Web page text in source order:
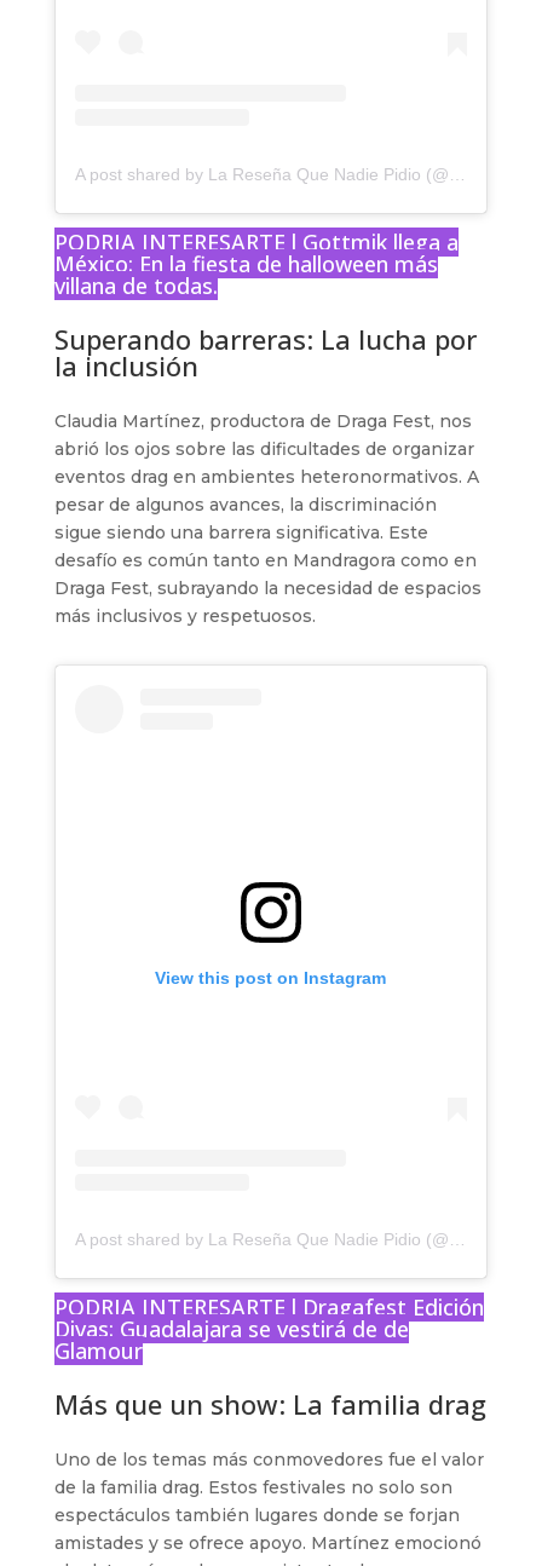
PODRIA INTERESARTE l Gottmik llega a
México: En la fiesta de halloween más
villana de todas.
Superando barreras: La lucha por
la inclusión
Claudia Martínez, productora de Draga Fest, nos
abrió los ojos sobre las dificultades de organizar
eventos drag en ambientes heteronormativos. A
pesar de algunos avances, la discriminación
sigue siendo una barrera significativa. Este
desafío es común tanto en Mandragora como en
Draga Fest, subrayando la necesidad de espacios
más inclusivos y respetuosos.
View this post on Instagram
PODRIA INTERESARTE l Dragafest Edición
Divas: Guadalajara se vestirá de de
Glamour
Más que un show: La familia drag
Uno de los temas más conmovedores fue el valor
de la familia drag. Estos festivales no solo son
espectáculos también lugares donde se forjan
amistades y se ofrece apoyo. Martínez emocionó